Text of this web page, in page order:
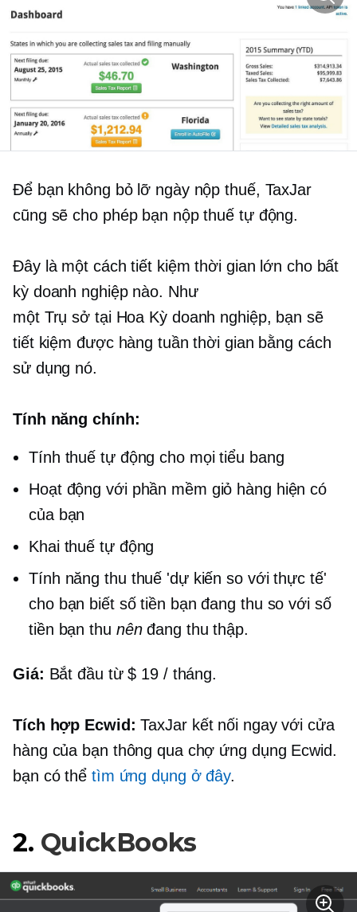
Để bạn không bỏ lỡ ngày nộp thuế, TaxJar
cũng sẽ cho phép bạn nộp thuế tự động.
Đây là một cách tiết kiệm thời gian lớn cho bất
kỳ doanh nghiệp nào. Như
một Trụ sở tại Hoa Kỳdoanh nghiệp, bạn sẽ
tiết kiệm được hàng tuần thời gian bằng cách
sử dụng nó.
Tính năng chính:
Tính thuế tự động cho mọi tiểu bang
Hoạt động với phần mềm giỏ hàng hiện có
của bạn
Khai thuế tự động
Tính năng thu thuế 'dự kiến ​​so với thực tế'
cho bạn biết số tiền bạn đang thu so với số
tiền bạn thu nênđang thu thập.
Giá: Bắt đầu từ $ 19 / tháng.
Tích hợp Ecwid:TaxJar kết nối ngay với cửa
hàng của bạn thông qua chợ ứng dụng Ecwid.
bạn có thể tìm ứng dụng ở đây.
2. QuickBooks